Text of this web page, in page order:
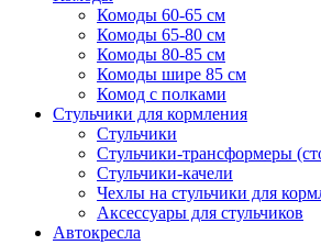
Комоды 60-65 см
Комоды 65-80 см
Комоды 80-85 см
Комоды шире 85 см
Комод с полками
Стульчики для кормления
Стульчики
Стульчики-трансформеры
Стульчики-качели
Чехлы на стульчики для
Аксессуары для стульчиков
Автокресла